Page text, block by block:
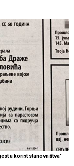
u korist stanovništva"